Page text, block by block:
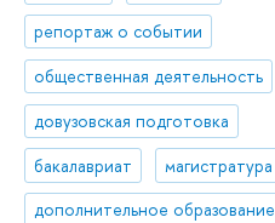
репортаж о событии
общественная деятельность
довузовская подготовка
бакалавриат
магистратура
дополнительное образование